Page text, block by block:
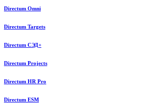
Directum Omni
Directum Targets
Directum СЭД+
Directum Projects
Directum HR Pro
Directum ESM